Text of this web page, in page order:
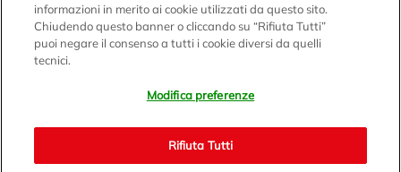
Scarica l'app
Sede Amministrativa e Commerciale: Via Enzo Ratti, 2 - 22070
informazioni in merito ai cookie utilizzati da questo sito.
Chiudendo questo banner o cliccando su “Rifiuta Tutti”
puoi negare il consenso a tutti i cookie diversi da quelli
tecnici.
Modifica preferenze
Rifiuta Tutti